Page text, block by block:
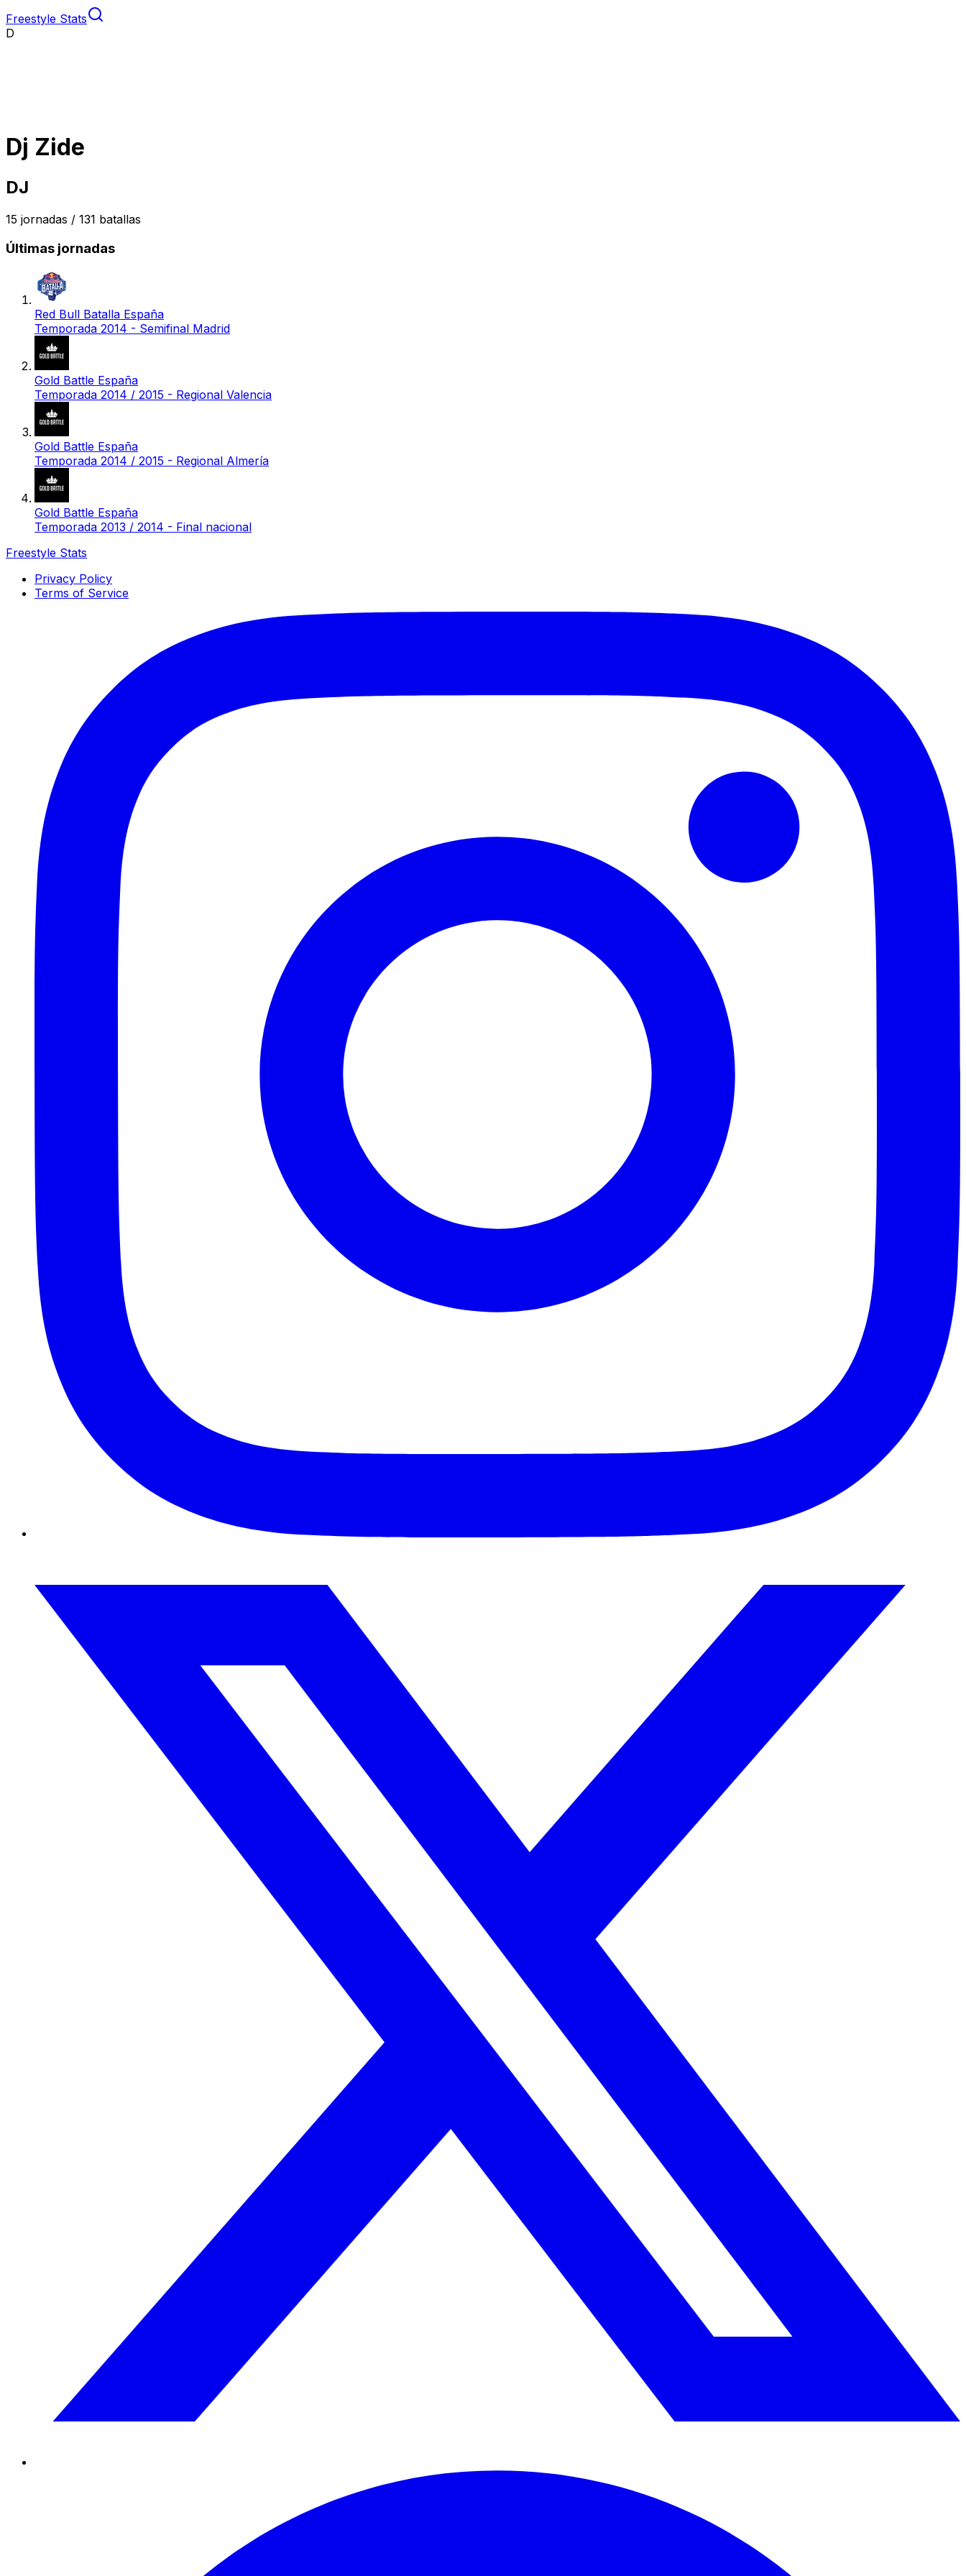
Freestyle Stats
D
Dj Zide
DJ
15 jornadas / 131 batallas
Últimas jornadas
Red Bull Batalla España
Temporada 2014 - Semifinal Madrid
Gold Battle España
Temporada 2014 / 2015 - Regional Valencia
Gold Battle España
Temporada 2014 / 2015 - Regional Almería
Gold Battle España
Temporada 2013 / 2014 - Final nacional
Freestyle Stats
Privacy Policy
Terms of Service